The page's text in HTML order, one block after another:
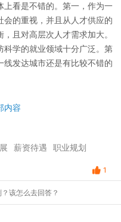
上看是不错的。第一，作为一
的重视，并且从人才供应的
且对高层次人才需求加大。
科学的就业领域十分广泛。第
发达城市还是有比较不错的
内容
薪资待遇 职业规划
1
该怎么去回答？